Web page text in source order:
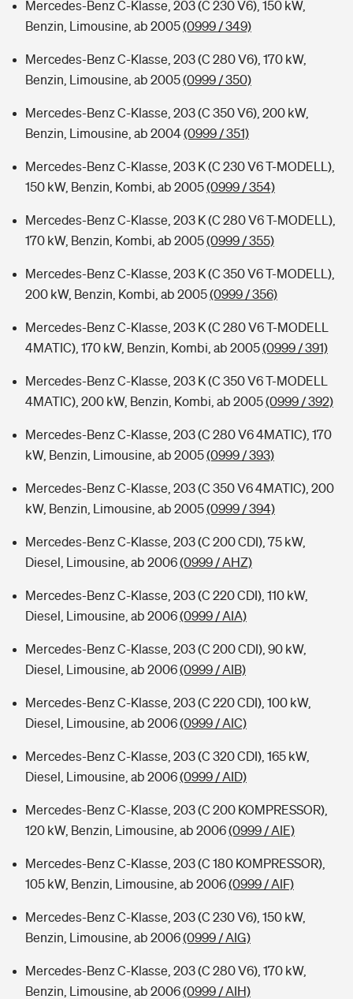
Mercedes-Benz C-Klasse, 203 (C 230 V6), 150 kW,
Benzin, Limousine, ab 2005(0999 / 349)
Mercedes-Benz C-Klasse, 203 (C 280 V6), 170 kW,
Benzin, Limousine, ab 2005(0999 / 350)
Mercedes-Benz C-Klasse, 203 (C 350 V6), 200 kW,
Benzin, Limousine, ab 2004(0999 / 351)
Mercedes-Benz C-Klasse, 203 K (C 230 V6 T-MODELL),
150 kW, Benzin, Kombi, ab 2005(0999 / 354)
Mercedes-Benz C-Klasse, 203 K (C 280 V6 T-MODELL),
170 kW, Benzin, Kombi, ab 2005(0999 / 355)
Mercedes-Benz C-Klasse, 203 K (C 350 V6 T-MODELL),
200 kW, Benzin, Kombi, ab 2005(0999 / 356)
Mercedes-Benz C-Klasse, 203 K (C 280 V6 T-MODELL
4MATIC), 170 kW, Benzin, Kombi, ab 2005(0999 / 391)
Mercedes-Benz C-Klasse, 203 K (C 350 V6 T-MODELL
4MATIC), 200 kW, Benzin, Kombi, ab 2005(0999 / 392)
Mercedes-Benz C-Klasse, 203 (C 280 V6 4MATIC), 170
kW, Benzin, Limousine, ab 2005(0999 / 393)
Mercedes-Benz C-Klasse, 203 (C 350 V6 4MATIC), 200
kW, Benzin, Limousine, ab 2005(0999 / 394)
Mercedes-Benz C-Klasse, 203 (C 200 CDI), 75 kW,
Diesel, Limousine, ab 2006(0999 / AHZ)
Mercedes-Benz C-Klasse, 203 (C 220 CDI), 110 kW,
Diesel, Limousine, ab 2006(0999 / AIA)
Mercedes-Benz C-Klasse, 203 (C 200 CDI), 90 kW,
Diesel, Limousine, ab 2006(0999 / AIB)
Mercedes-Benz C-Klasse, 203 (C 220 CDI), 100 kW,
Diesel, Limousine, ab 2006(0999 / AIC)
Mercedes-Benz C-Klasse, 203 (C 320 CDI), 165 kW,
Diesel, Limousine, ab 2006(0999 / AID)
Mercedes-Benz C-Klasse, 203 (C 200 KOMPRESSOR),
120 kW, Benzin, Limousine, ab 2006(0999 / AIE)
Mercedes-Benz C-Klasse, 203 (C 180 KOMPRESSOR),
105 kW, Benzin, Limousine, ab 2006(0999 / AIF)
Mercedes-Benz C-Klasse, 203 (C 230 V6), 150 kW,
Benzin, Limousine, ab 2006(0999 / AIG)
Mercedes-Benz C-Klasse, 203 (C 280 V6), 170 kW,
Benzin, Limousine, ab 2006(0999 / AIH)